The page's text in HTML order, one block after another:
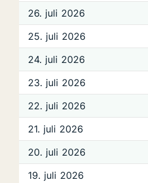
26. juli 2026
25. juli 2026
24. juli 2026
23. juli 2026
22. juli 2026
21. juli 2026
20. juli 2026
19. juli 2026